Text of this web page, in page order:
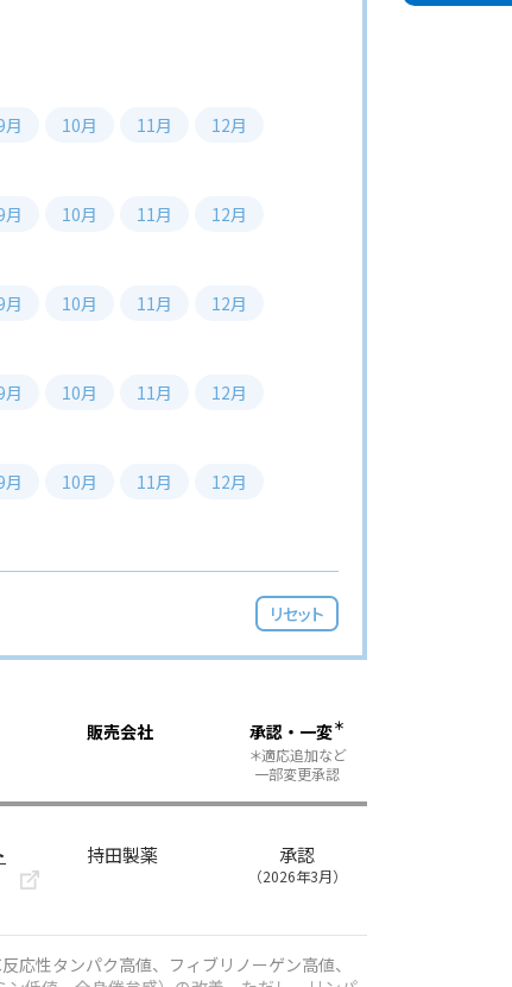
月 10月 11月 12月
月 10月 11月 12月
月 10月 11月 12月
月 10月 11月 12月
月 10月 11月 12月
リセット
販売会社 承認・一変＊
＊適応追加など
一部変更承認
持田製薬 承認
（2026年3月）
性タンパク高値、フィブリノーゲン高値、